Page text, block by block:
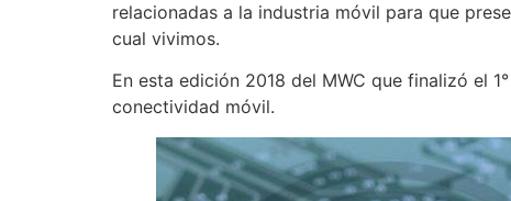
relacionadas a la industria móvil para que
cual vivimos.
En esta edición 2018 del MWC que finalizó el
conectividad móvil.